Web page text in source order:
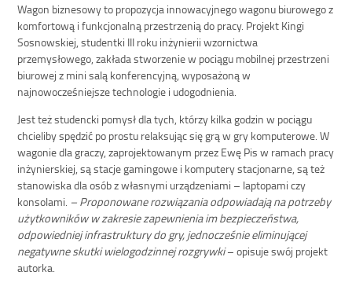
Wagon biznesowy to propozycja innowacyjnego wagonu biurowego z
komfortową i funkcjonalną przestrzenią do pracy. Projekt Kingi
Sosnowskiej, studentki III roku inżynierii wzornictwa
przemysłowego, zakłada stworzenie w pociągu mobilnej przestrzeni
biurowej z mini salą konferencyjną, wyposażoną w
najnowocześniejsze technologie i udogodnienia.
Jest też studencki pomysł dla tych, którzy kilka godzin w pociągu
chcieliby spędzić po prostu relaksując się grą w gry komputerowe. W
wagonie dla graczy, zaprojektowanym przez Ewę Pis w ramach pracy
inżynierskiej, są stacje gamingowe i komputery stacjonarne, są też
stanowiska dla osób z własnymi urządzeniami – laptopami czy
konsolami. – Proponowane rozwiązania odpowiadają na potrzeby
użytkowników w zakresie zapewnienia im bezpieczeństwa,
odpowiedniej infrastruktury do gry, jednocześnie eliminującej
negatywne skutki wielogodzinnej rozgrywki– opisuje swój projekt
autorka.